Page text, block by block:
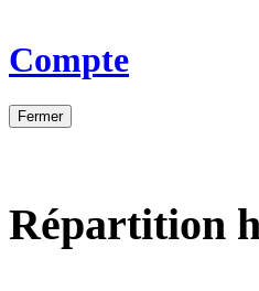
Compte
Fermer
Répartition